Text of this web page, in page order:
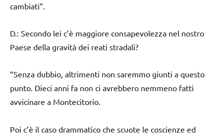
cambiati”.
D.: Secondo lei c’è maggiore consapevolezza nel nostro
Paese della gravità dei reati stradali?
“Senza dubbio, altrimenti non saremmo giunti a questo
punto. Dieci anni fa non ci avrebbero nemmeno fatti
avvicinare a Montecitorio.
Poi c’è il caso drammatico che scuote le coscienze ed